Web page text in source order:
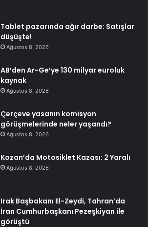
Tablet pazarında ağır darbe: Satışlar
düşüşte!
Ağustos 8, 2026
AB’den Ar-Ge’ye 130 milyar euroluk
kaynak
Ağustos 8, 2026
Çerçeve yasanın komisyon
görüşmelerinde neler yaşandı?
Ağustos 8, 2026
Kozan’da Motosiklet Kazası: 2 Yaralı
Ağustos 8, 2026
Irak Başbakanı El-Zeydi, Tahran’da
İran Cumhurbaşkanı Pezeşkiyan ile
görüştü